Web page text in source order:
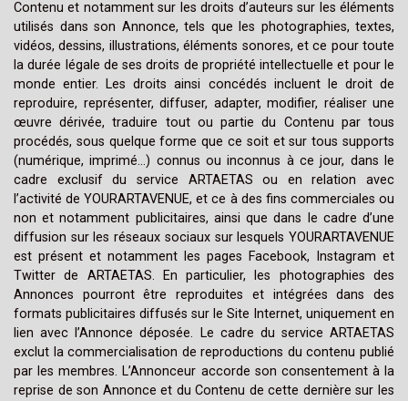
Contenu et notamment sur les droits d’auteurs sur les éléments
utilisés dans son Annonce, tels que les photographies, textes,
vidéos, dessins, illustrations, éléments sonores, et ce pour toute
la durée légale de ses droits de propriété intellectuelle et pour le
monde entier. Les droits ainsi concédés incluent le droit de
reproduire, représenter, diffuser, adapter, modifier, réaliser une
œuvre dérivée, traduire tout ou partie du Contenu par tous
procédés, sous quelque forme que ce soit et sur tous supports
(numérique, imprimé…) connus ou inconnus à ce jour, dans le
cadre exclusif du service ARTAETAS ou en relation avec
l’activité de YOURARTAVENUE, et ce à des fins commerciales ou
non et notamment publicitaires, ainsi que dans le cadre d’une
diffusion sur les réseaux sociaux sur lesquels YOURARTAVENUE
est présent et notamment les pages Facebook, Instagram et
Twitter de ARTAETAS. En particulier, les photographies des
Annonces pourront être reproduites et intégrées dans des
formats publicitaires diffusés sur le Site Internet, uniquement en
lien avec l’Annonce déposée. Le cadre du service ARTAETAS
exclut la commercialisation de reproductions du contenu publié
par les membres. L’Annonceur accorde son consentement à la
reprise de son Annonce et du Contenu de cette dernière sur les